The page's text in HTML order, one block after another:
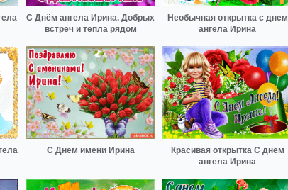
С Днём ангела Ирина. Добрых
встреч и тепла рядом
Необычная открытка с днем
ангела Ирина
С Днём имени Ирина
Красивая открытка С днем
ангела Ирина